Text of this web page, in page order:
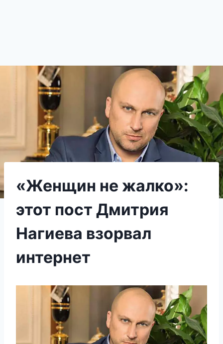
«Женщин не жалко»:
этот пост Дмитрия
Нагиева взорвал
интернет